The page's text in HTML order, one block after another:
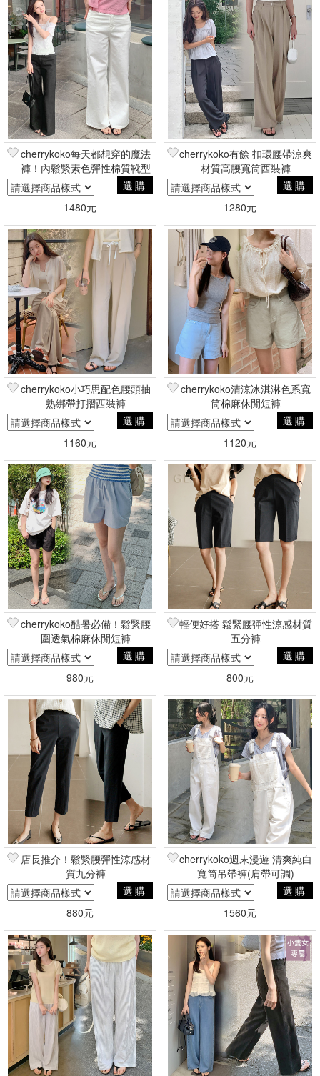
cherrykoko每天都想穿的魔法
褲！內鬆緊素色彈性棉質靴型
褲
選購
1480元
cherrykoko有餘 扣環腰帶涼爽
材質高腰寬筒西裝褲
選購
1280元
cherrykoko小巧思配色腰頭抽
熟綁帶打摺西裝褲
選購
1160元
cherrykoko清涼冰淇淋色系寬
筒棉麻休閒短褲
選購
1120元
cherrykoko酷暑必備！鬆緊腰
圍透氣棉麻休閒短褲
選購
980元
輕便好搭 鬆緊腰彈性涼感材質
五分褲
選購
800元
店長推介！鬆緊腰彈性涼感材
質九分褲
選購
880元
cherrykoko週末漫遊 清爽純白
寬筒吊帶褲(肩帶可調)
選購
1560元